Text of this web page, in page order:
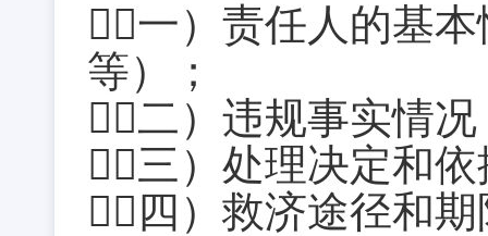
（一）责任人的基
等）；
（二）违规事实情
（三）处理决定和
（四）救济途径和